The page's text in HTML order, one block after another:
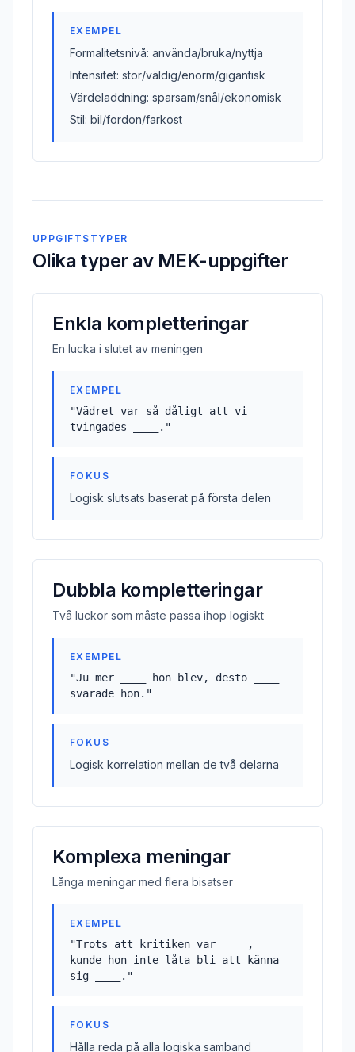
EXEMPEL
Formalitetsnivå: använda/bruka/nyttja
Intensitet: stor/väldig/enorm/gigantisk
Värdeladdning: sparsam/snål/ekonomisk
Stil: bil/fordon/farkost
UPPGIFTSTYPER
Olika typer av MEK-uppgifter
Enkla kompletteringar
En lucka i slutet av meningen
EXEMPEL
"Vädret var så dåligt att vi
tvingades ____. "
FOKUS
Logisk slutsats baserat på första delen
Dubbla kompletteringar
Två luckor som måste passa ihop logiskt
EXEMPEL
"Ju mer ____ hon blev, desto ____
svarade hon. "
FOKUS
Logisk korrelation mellan de två delarna
Komplexa meningar
Långa meningar med flera bisatser
EXEMPEL
"Trots att kritiken var ____,
kunde hon inte låta bli att känna
sig ____. "
FOKUS
Hålla reda på alla logiska samband